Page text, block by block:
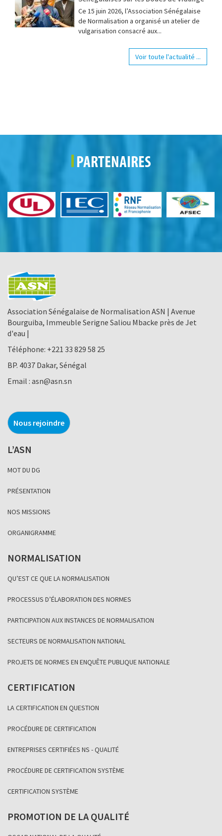
Ce 15 juin 2026, l’Association Sénégalaise
de Normalisation a organisé un atelier de
vulgarisation consacré aux...
Voir toute l'actualité ...
PARTENAIRES
Association Sénégalaise de Normalisation ASN | Avenue
Bourguiba, Immeuble Serigne Saliou Mbacke près de Jet
d'eau |
Téléphone: +221 33 829 58 25
BP. 4037 Dakar, Sénégal
Email : asn@asn.sn
Nous rejoindre
L’ASN
MOT DU DG
PRÉSENTATION
NOS MISSIONS
ORGANIGRAMME
NORMALISATION
QU’EST CE QUE LA NORMALISATION
PROCESSUS D’ÉLABORATION DES NORMES
PARTICIPATION AUX INSTANCES DE NORMALISATION
SECTEURS DE NORMALISATION NATIONAL
PROJETS DE NORMES EN ENQUÊTE PUBLIQUE NATIONALE
CERTIFICATION
LA CERTIFICATION EN QUESTION
PROCÉDURE DE CERTIFICATION
ENTREPRISES CERTIFIÉES NS - QUALITÉ
PROCÉDURE DE CERTIFICATION SYSTÈME
CERTIFICATION SYSTÈME
PROMOTION DE LA QUALITÉ